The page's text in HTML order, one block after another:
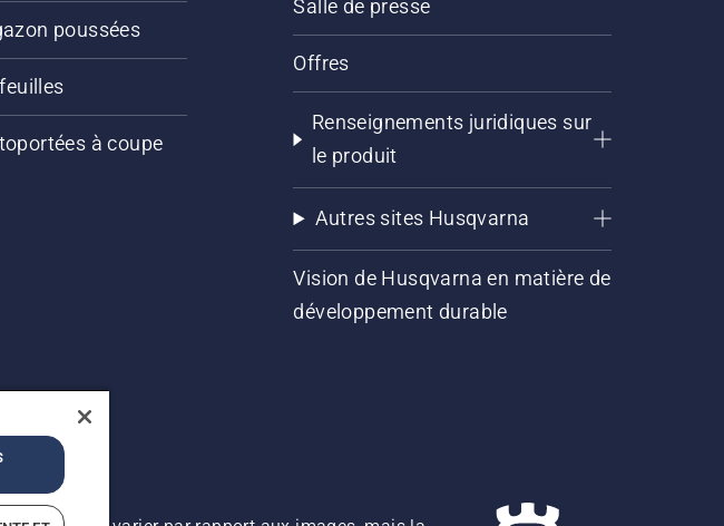
poussées
à coupe
Salle de presse
Offres
Renseignements juridiques sur
le produit
Autres sites Husqvarna
Vision de Husqvarna en matière de
développement durable